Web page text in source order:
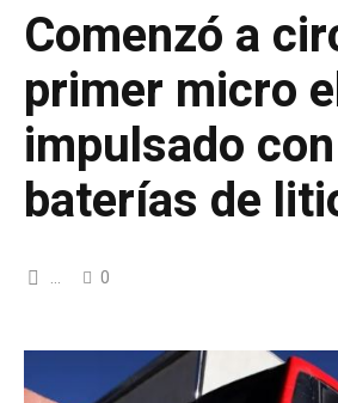
Comenzó a
primer micro
impulsado con
baterías de
... 0